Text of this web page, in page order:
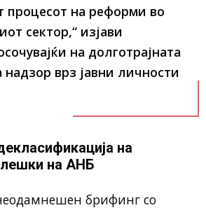
процесот на реформи во
сектор,“ изјави
на долготрајната
надзор врз јавни личности
на
на АНБ
брифинг со